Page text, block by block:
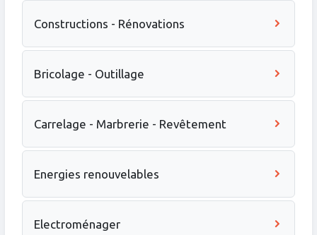
Constructions - Rénovations
Bricolage - Outillage
Carrelage - Marbrerie - Revêtement
Energies renouvelables
Electroménager